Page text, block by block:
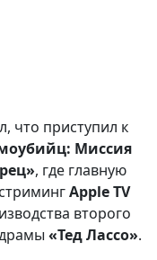
что приступил к
Миссия
, где главную
Apple TV
второго
«Тед Лассо».